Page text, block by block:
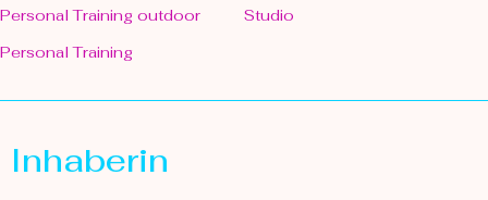
Personal Training outdoor
Studio
Personal Training
Inhaberin